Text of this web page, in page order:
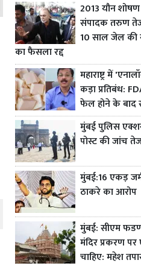
2013 यौन
संपादक तरुण
10 साल जेल की
का फैसला रद्द
महाराष्ट्र में
कड़ा प्रतिबंध:
फेल होने के बाद
मुंबई पुलिस
पोस्ट की जांच
मुंबई:16 एकड़
ठाकरे का आरोप
मुंबई: सीएम
मंदिर प्रकरण
चाहिए: महेश